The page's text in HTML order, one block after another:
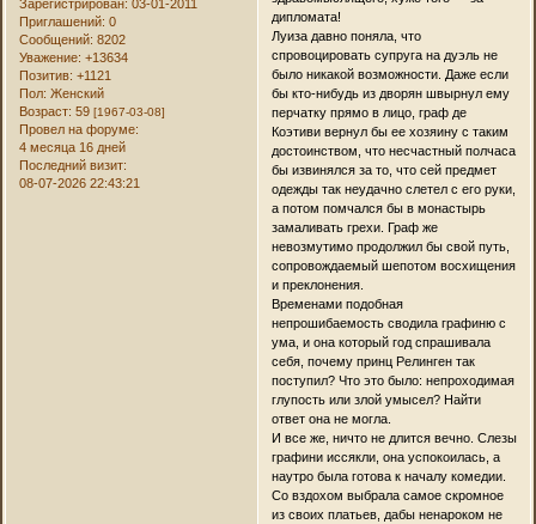
Зарегистрирован: 03-01-2011
Приглашений: 0
Сообщений: 8202
Уважение: +13634
Позитив: +1121
Пол: Женский
Возраст: 59[1967-03-08]
Провел на форуме:
4 месяца 16 дней
Последний визит:
08-07-2026 22:43:21
дипломата!
Луиза давно поняла, что
спровоцировать супруга на дуэль не
было никакой возможности. Даже если
бы кто-нибудь из дворян швырнул ему
перчатку прямо в лицо, граф де
Коэтиви вернул бы ее хозяину с таким
достоинством, что несчастный полчаса
бы извинялся за то, что сей предмет
одежды так неудачно слетел с его руки,
а потом помчался бы в монастырь
замаливать грехи. Граф же
невозмутимо продолжил бы свой путь,
сопровождаемый шепотом восхищения
и преклонения.
Временами подобная
непрошибаемость сводила графиню с
ума, и она который год спрашивала
себя, почему принц Релинген так
поступил? Что это было: непроходимая
глупость или злой умысел? Найти
ответ она не могла.
И все же, ничто не длится вечно. Слезы
графини иссякли, она успокоилась, а
наутро была готова к началу комедии.
Со вздохом выбрала самое скромное
из своих платьев, дабы ненароком не